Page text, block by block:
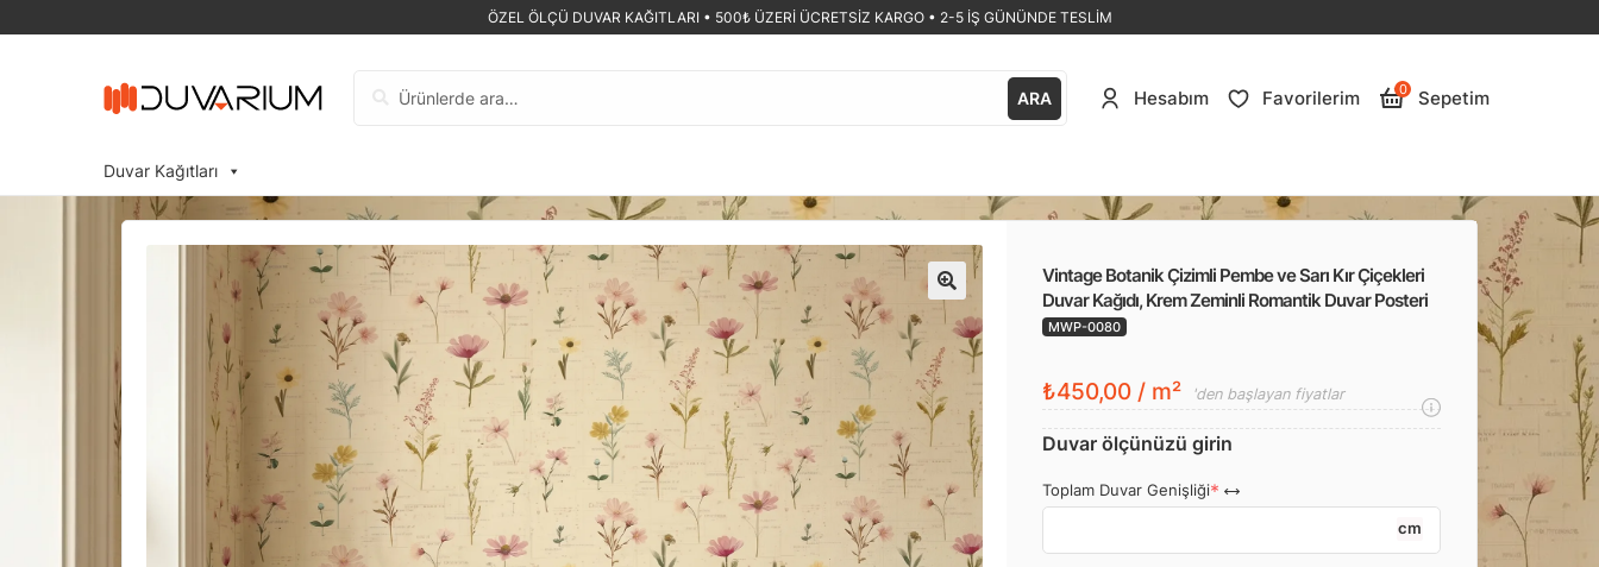
ÖZEL ÖLÇÜ DUVAR KAĞITLARI • 500₺ ÜZERİ ÜCRETSİZ KARGO • 2-5 İŞ GÜNÜNDE TESLİM
ARA Hesabım Favorilerim 0 Sepetim
Duvar Kağıtları
🔍
Vintage Botanik Çizimli Pembe ve Sarı Kır Çiçekleri
Duvar Kağıdı, Krem Zeminli Romantik Duvar Posteri
MWP-0080
₺450,00 / m² 'den başlayan fiyatlar
Duvar ölçünüzü girin
Toplam Duvar Genişliği
cm